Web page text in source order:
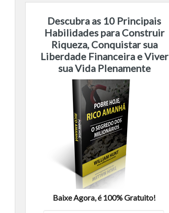
Descubra as 10 Principais
Habilidades para Construir
Riqueza, Conquistar sua
Liberdade Financeira e Viver
sua Vida Plenamente
Baixe Agora, é 100% Gratuito!